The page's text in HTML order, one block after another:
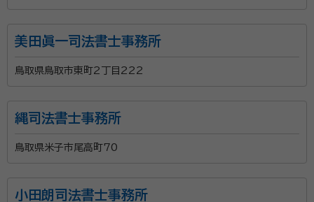
美田眞一司法書士事務所
鳥取県鳥取市東町2丁目222
縄司法書士事務所
鳥取県米子市尾高町70
小田朗司法書士事務所